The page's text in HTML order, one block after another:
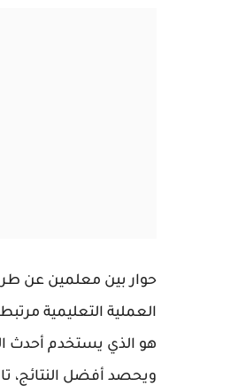
حوار بين معلمين عن طرق
العملية التعليمية
هو الذي يستخدم أحدث
ويحصد أفضل النتائج،